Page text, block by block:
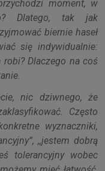
moment, w
Dlatego, tak jak
biernie haseł
się indywidualnie:
Dlaczego na coś
nic dziwnego, że
Często
wyznaczniki,
,,jestem dobrą
tolerancyjny wobec